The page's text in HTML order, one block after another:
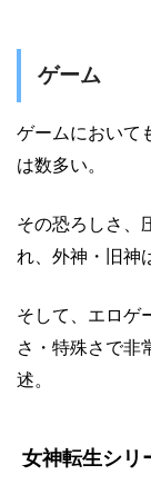
ゲーム
ゲームにおいて
は数多い。
その恐ろしさ、
れ、外神・旧神
そして、エロゲ
さ・特殊さで非
述。
女神転生シリ